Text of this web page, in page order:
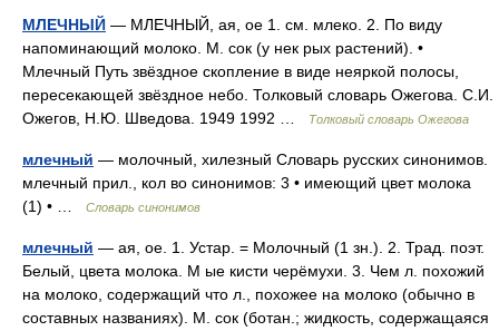
МЛЕЧНЫЙ — МЛЕЧНЫЙ, ая, ое 1. см. млеко. 2. По виду
напоминающий молоко. М. сок (у нек рых растений). •
Млечный Путь звёздное скопление в виде неяркой полосы,
пересекающей звёздное небо. Толковый словарь Ожегова. С.И.
Ожегов, Н.Ю. Шведова. 1949 1992 …
Толковый словарь Ожегова
млечный — молочный, хилезный Словарь русских синонимов.
млечный прил., кол во синонимов: 3 • имеющий цвет молока
(1) • …
Словарь синонимов
млечный — ая, ое. 1. Устар. = Молочный (1 зн.). 2. Трад. поэт.
Белый, цвета молока. М ые кисти черёмухи. 3. Чем л. похожий
на молоко, содержащий что л., похожее на молоко (обычно в
составных названиях). М. сок (ботан.; жидкость, содержащаяся